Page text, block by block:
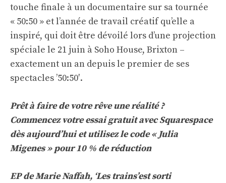
touche finale à un documentaire sur sa tournée
« 50:50 » et l’année de travail créatif qu’elle a
inspiré, qui doit être dévoilé lors d’une projection
spéciale le 21 juin à Soho House, Brixton –
exactement un an depuis le premier de ses
spectacles ’50:50′.
Prêt à faire de votre rêve une réalité ?
Commencez votre essai gratuit avec Squarespace
dès aujourd’huiet utilisez le code « Julia
Migenes » pour 10 % de réduction
EP de Marie Naffah, ‘Les trains’est sorti